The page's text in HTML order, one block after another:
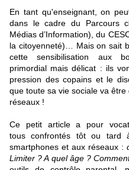
En tant qu'enseignant, on
dans le cadre du Parcours
Médias d’Information), du
la citoyenneté)… Mais on sait
cette sensibilisation aux
primordial mais délicat : ils
pression des copains et le
que toute sa vie sociale va
réseaux !
Ce petit article a pour
tous confrontés tôt ou tard
smartphones et aux réseaux :
L imiter ? A quel âge ?